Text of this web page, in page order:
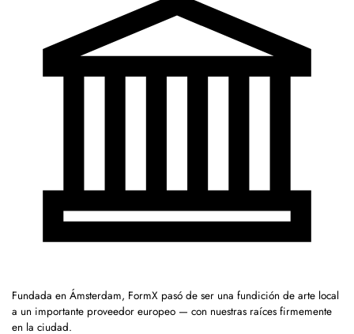
Fundada en Ámsterdam, FormX pasó de ser una fundición de arte local
a un importante proveedor europeo — con nuestras raíces firmemente
en la ciudad.